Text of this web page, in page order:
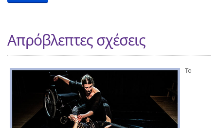
Απρόβλεπτες σχέσεις
Το